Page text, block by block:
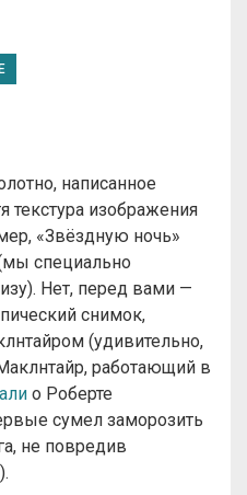
написанное
текстура изображения
«Звёздную ночь»
специально
Нет, перед вами —
снимок,
(удивительно,
работающий в
о Роберте
сумел заморозить
не повредив